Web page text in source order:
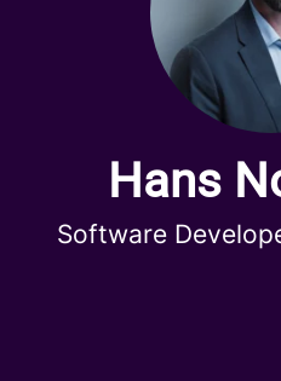
Hans
Software